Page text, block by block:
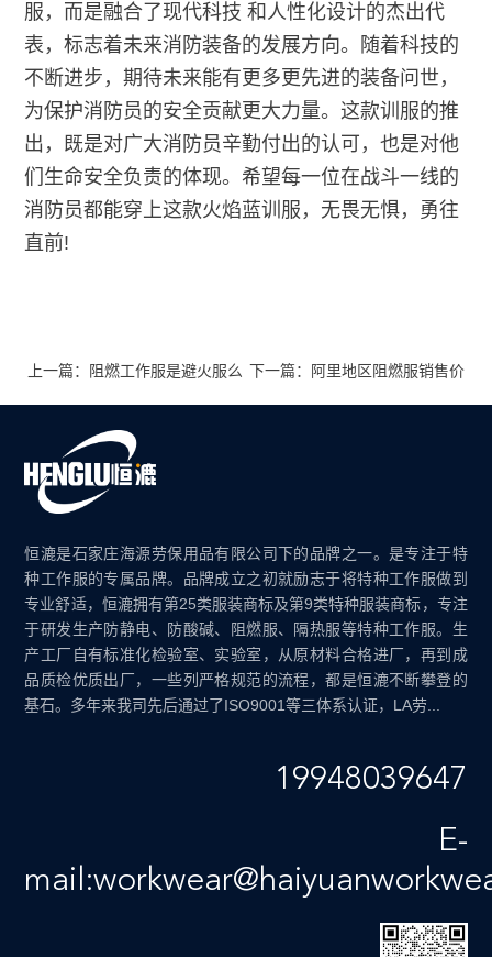
服，而是融合了现代科技 和人性化设计的杰出代
表，标志着未来消防装备的发展方向。随着科技的
不断进步，期待未来能有更多更先进的装备问世，
为保护消防员的安全贡献更大力量。这款训服的推
出，既是对广大消防员辛勤付出的认可，也是对他
们生命安全负责的体现。希望每一位在战斗一线的
消防员都能穿上这款火焰蓝训服，无畏无惧，勇往
直前!
上一篇：阻燃工作服是避火服么 下一篇：阿里地区阻燃服销售价
恒漉是石家庄海源劳保用品有限公司下的品牌之一。是专注于特
种工作服的专属品牌。品牌成立之初就励志于将特种工作服做到
专业舒适，恒漉拥有第25类服装商标及第9类特种服装商标，专注
于研发生产防静电、防酸碱、阻燃服、隔热服等特种工作服。生
产工厂自有标准化检验室、实验室，从原材料合格进厂，再到成
品质检优质出厂，一些列严格规范的流程，都是恒漉不断攀登的
基石。多年来我司先后通过了ISO9001等三体系认证，LA劳...
19948039647
E-